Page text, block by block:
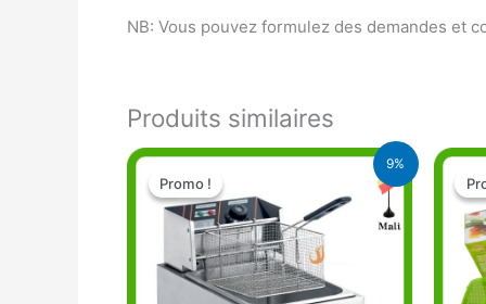
NB: Vous pouvez formulez des demandes et
Produits similaires
9%
Promo !
Promo !
Le
prix
initial
était :
57.000 CFA.
Le
est :
52.000 CFA.